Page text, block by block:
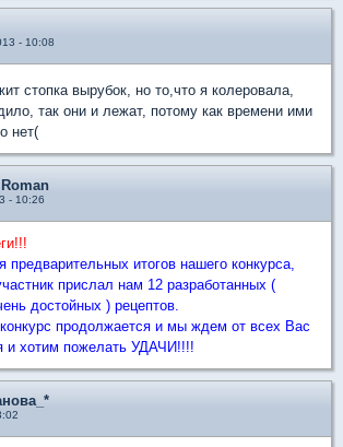
- 10:08
стопка вырубок, но то,что я колеровала,
так они и лежат, потому как времени ими
нет(
- 10:26
предварительных итогов нашего конкурса,
прислал нам 12 разработанных (
достойных ) рецептов.
продолжается и мы ждем от всех Вас
и хотим пожелать УДАЧИ!!!!